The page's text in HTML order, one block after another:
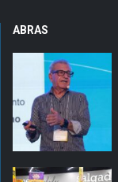
ABRAS